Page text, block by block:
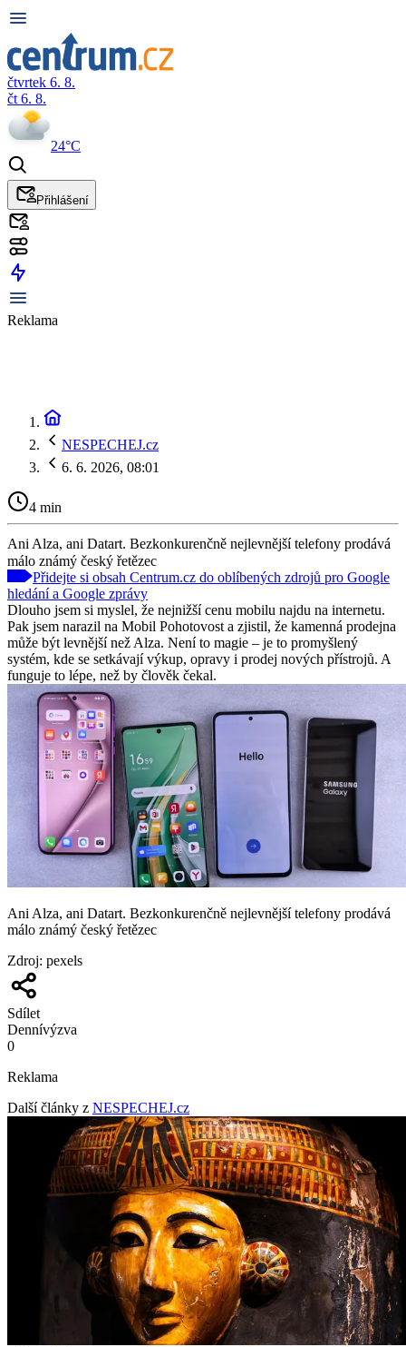
čtvrtek 6. 8.
čt 6. 8.
24°C
Přihlášení
Reklama
NESPECHEJ.cz
6. 6. 2026, 08:01
4 min
Ani Alza, ani Datart. Bezkonkurenčně nejlevnější telefony prodává
málo známý český řetězec
Přidejte si obsah Centrum.cz do oblíbených zdrojů pro Google
hledání a Google zprávy
Dlouho jsem si myslel, že nejnižší cenu mobilu najdu na internetu.
Pak jsem narazil na Mobil Pohotovost a zjistil, že kamenná prodejna
může být levnější než Alza. Není to magie – je to promyšlený
systém, kde se setkávají výkup, opravy i prodej nových přístrojů. A
funguje to lépe, než by člověk čekal.
Ani Alza, ani Datart. Bezkonkurenčně nejlevnější telefony prodává
málo známý český řetězec
Zdroj: pexels
Sdílet
Dennívýzva
0
Reklama
Další články z NESPECHEJ.cz